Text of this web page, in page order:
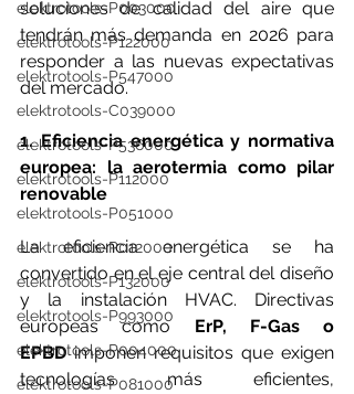
elektrotools-P003000
elektrotools-P122000
elektrotools-P547000
elektrotools-C039000
elektrotools-P536000
elektrotools-P112000
elektrotools-P051000
elektrotools-P012000
elektrotools-P132000
elektrotools-P993000
elektrotools-P004000
elektrotools-P081000
soluciones de calidad del aire que
tendrán más demanda en 2026 para
responder a las nuevas expectativas
del mercado.
1. Eficiencia energética y normativa
europea: la aerotermia como pilar
renovable
La eficiencia energética se ha
convertido en el eje central del diseño
y la instalación HVAC. Directivas
europeas como ErP, F-Gas o
EPBD imponen requisitos que exigen
tecnologías más eficientes,